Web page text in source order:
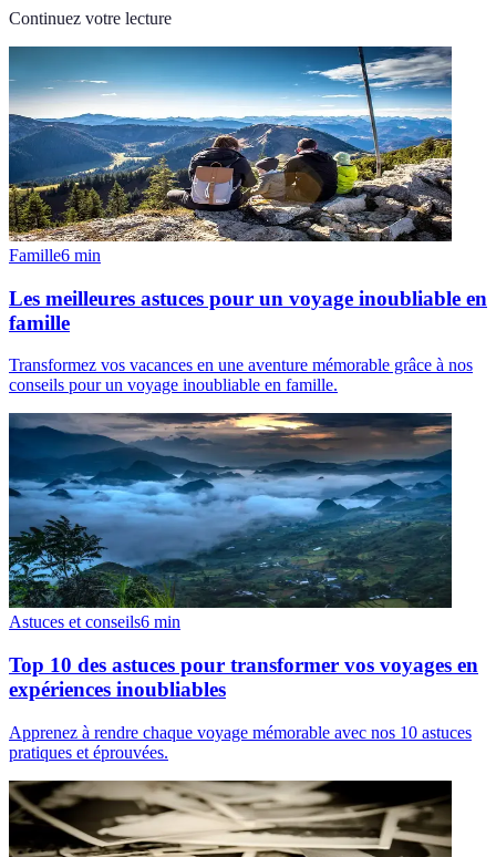
Continuez votre lecture
Famille6 min
Les meilleures astuces pour un voyage inoubliable en
famille
Transformez vos vacances en une aventure mémorable grâce à nos
conseils pour un voyage inoubliable en famille.
Astuces et conseils6 min
Top 10 des astuces pour transformer vos voyages en
expériences inoubliables
Apprenez à rendre chaque voyage mémorable avec nos 10 astuces
pratiques et éprouvées.